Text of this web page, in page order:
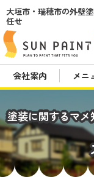
大垣市・瑞穂市の外壁
任せ
会社案内 メニ
塗装に関するマ